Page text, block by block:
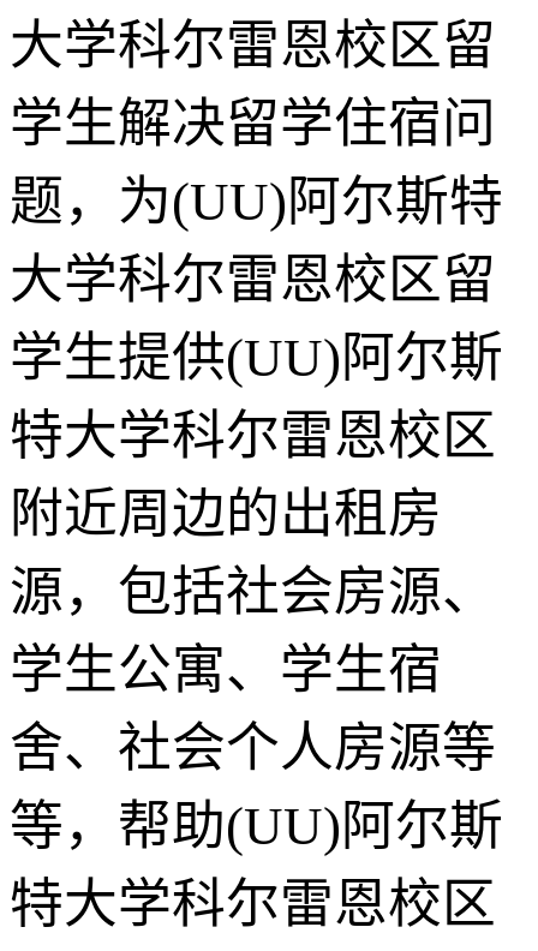
大学科尔雷恩校区留
学生解决留学住宿问
题，为(UU)阿尔斯特
大学科尔雷恩校区留
学生提供(UU)阿尔斯
特大学科尔雷恩校区
附近周边的出租房
源，包括社会房源、
学生公寓、学生宿
舍、社会个人房源等
等，帮助(UU)阿尔斯
特大学科尔雷恩校区